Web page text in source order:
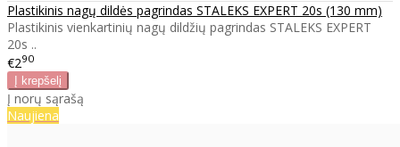
Plastikinis nagų dildės pagrindas STALEKS EXPERT 20s (130 mm)
Plastikinis vienkartinių nagų dildžių pagrindas STALEKS EXPERT
20s ..
€290
Į norų sąrašą
Naujiena